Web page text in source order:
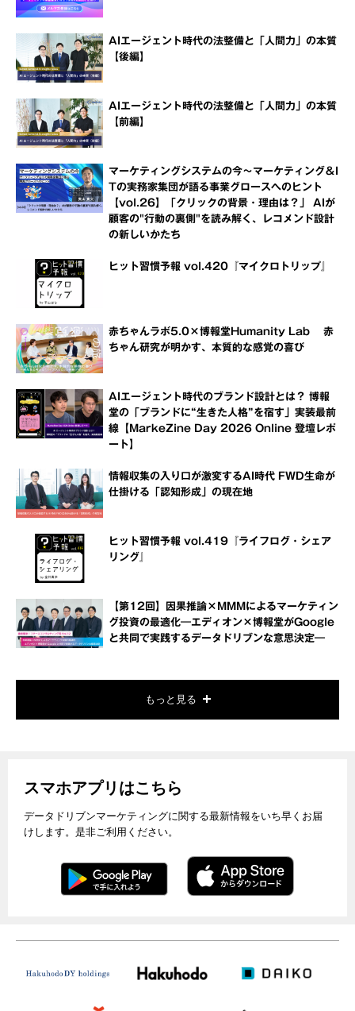
AIエージェント時代の法整備と「人間力」の本質
【後編】
AIエージェント時代の法整備と「人間力」の本質
【前編】
マーケティングシステムの今～マーケティング＆I
Tの実務家集団が語る事業グロースへのヒント
【vol.26】「クリックの背景・理由は？」 AIが
顧客の"行動の裏側"を読み解く、レコメンド設計
の新しいかたち
ヒット習慣予報 vol.420『マイクロトリップ』
赤ちゃんラボ5.0×博報堂Humanity Lab 赤
ちゃん研究が明かす、本質的な感覚の喜び
AIエージェント時代のブランド設計とは？ 博報
堂の「ブランドに“生きた人格”を宿す」実装最前
線【MarkeZine Day 2026 Online 登壇レポ
ート】
情報収集の入り口が激変するAI時代 FWD生命が
仕掛ける「認知形成」の現在地
ヒット習慣予報 vol.419『ライフログ・シェア
リング』
【第12回】因果推論×MMMによるマーケティン
グ投資の最適化―エディオン×博報堂がGoogle
と共同で実践するデータドリブンな意思決定―
もっと見る
スマホアプリはこちら
データドリブンマーケティングに関する最新情報をいち早くお届
けします。是非ご利用ください。